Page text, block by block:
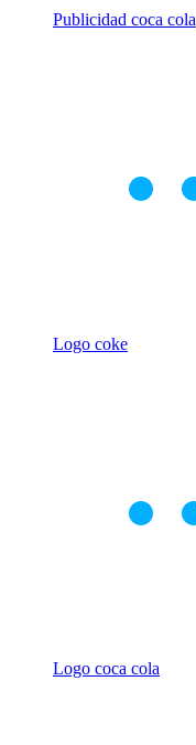
Publicidad coca cola
Logo coke
Logo coca cola